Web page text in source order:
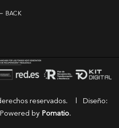
BACK
reservados. | Diseño:
by Pomatio.